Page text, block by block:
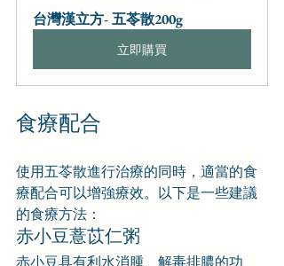
台灣漢立方- 五苓散200g
立即購買
食療配合
使用五苓散進行治療的同時，適當的食
療配合可以增強療效。以下是一些建議
的食療方法：
赤小豆薏苡仁粥
赤小豆具有利水消腫、解毒排膿的功